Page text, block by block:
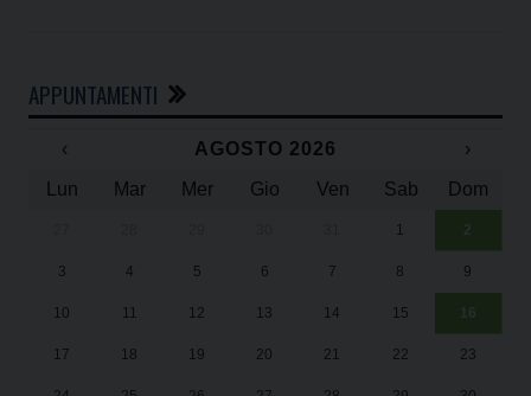
APPUNTAMENTI
‹ AGOSTO 2026
›
Lun
Mar Mer Gio Ven Sab Dom
1 2
3 4 5 6 7 8 9
10 11 12 13 14 15 16
17 18 19 20 21 22 23